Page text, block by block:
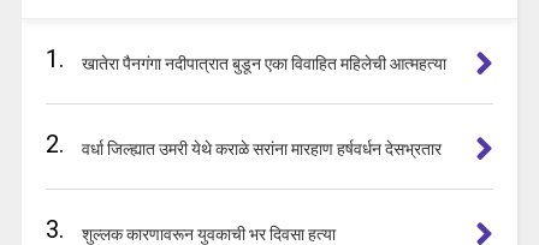
1. खातेरा पैनगंगा नदीपात्रात बुडून एका विवाहित महिलेची आत्महत्या
2. वर्धा जिल्ह्यात उमरी येथे कराळे सरांना मारहाण हर्षवर्धन देसभ्रतार
3. शुल्लक कारणावरून युवकाची भर दिवसा हत्या